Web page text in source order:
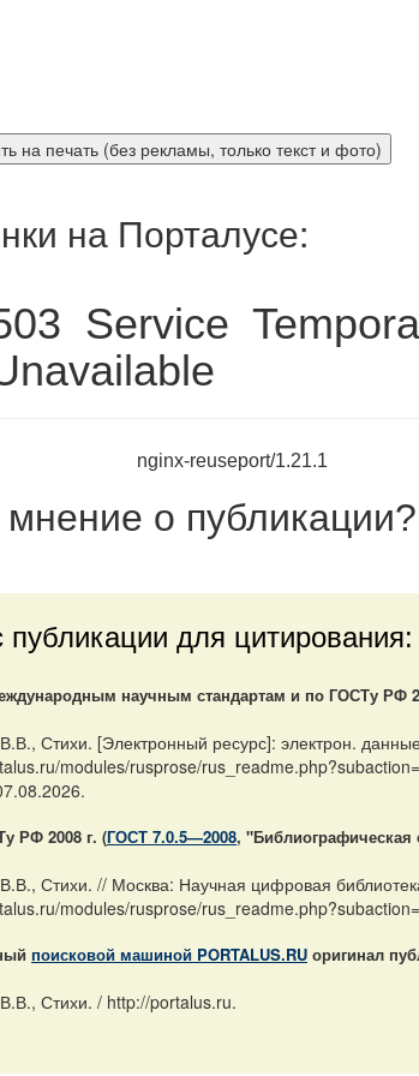
на Порталусе:
Service
nginx-reuseport/1.21.1
о публикации?
публикации для цитирования:
научным стандартам и по ГОСТу РФ
Стихи. [Электронный ресурс]: электрон.
modules/rusprose/
РФ 2008 г. (ГОСТ 7.0.5—2008, "Библиографическая
Стихи. // Москва: Научная цифровая
modules/rusprose/
поисковой машиной PORTALUS.RU оригинал
Стихи. / http://portalus.ru.